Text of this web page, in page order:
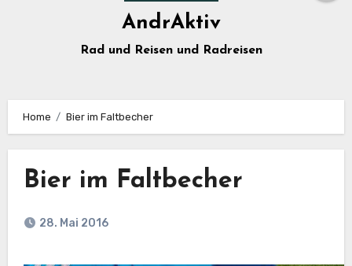
AndrAktiv
Rad und Reisen und Radreisen
Home Bier im Faltbecher
Bier im Faltbecher
28. Mai 2016